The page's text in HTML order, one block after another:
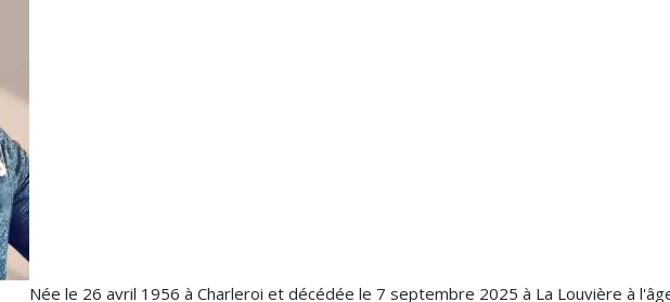
Née le 26 avril 1956 à Charleroi et décédée le 7 septembre 2025 à La Louvière à